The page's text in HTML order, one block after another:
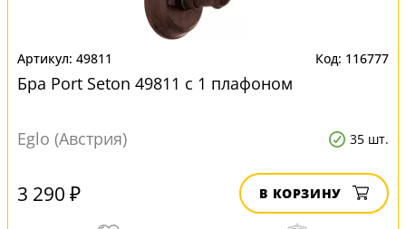
49811 116777
Бра Port Seton 49811 с 1 плафоном
Eglo (Австрия) 35 шт.
3 290 ₽ В КОРЗИНУ